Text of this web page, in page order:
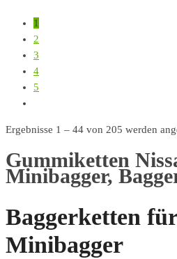
1
2
3
4
5
Ergebnisse 1 – 44 von 205 werden
Gummiketten
Minibagger,
Baggerketten
Minibagger